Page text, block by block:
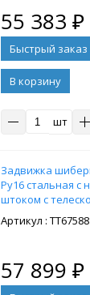
55 383 ₽
В корзину
шт
Задвижка
Ру16 стальная
штоком с
1300-1800 мм, на
управление
: ТТ67588
57 899 ₽